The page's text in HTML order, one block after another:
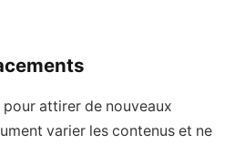
pour attirer de nouveaux
varier les contenus et ne